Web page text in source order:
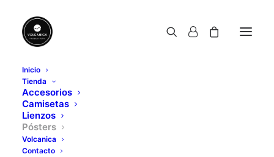
Inicio
Tienda
Accesorios
Camisetas
Lienzos
Pósters
Volcanica
Contacto